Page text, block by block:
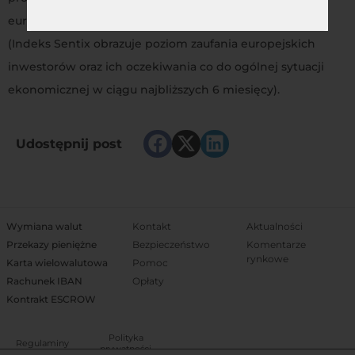
europejskich oraz wartość Indeksu Sentix ze Strefy Euro
(Indeks Sentix obrazuje poziom zaufania europejskich
inwestorów oraz ich oczekiwania co do ogólnej sytuacji
ekonomicznej w ciągu najbliższych 6 miesięcy).
Udostępnij post
Wymiana walut
Przekazy pieniężne
Karta wielowalutowa
Rachunek IBAN
Kontrakt ESCROW
Kontakt
Bezpieczeństwo
Pomoc
Opłaty
Aktualności
Komentarze
rynkowe
Regulaminy
Polityka
prywatności